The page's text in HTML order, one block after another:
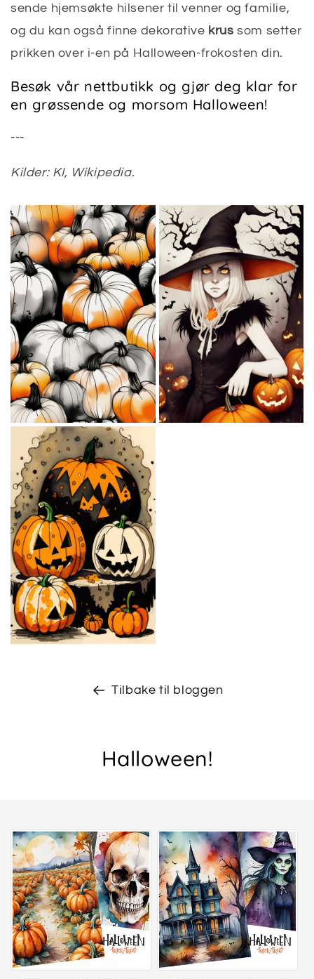
sende hjemsøkte hilsener til venner og familie,
og du kan også finne dekorative krus som setter
prikken over i-en på Halloween-frokosten din.
Besøk vår nettbutikk og gjør deg klar for
en grøssende og morsom Halloween!
---
Kilder: KI, Wikipedia.
Tilbake til bloggen
Halloween!